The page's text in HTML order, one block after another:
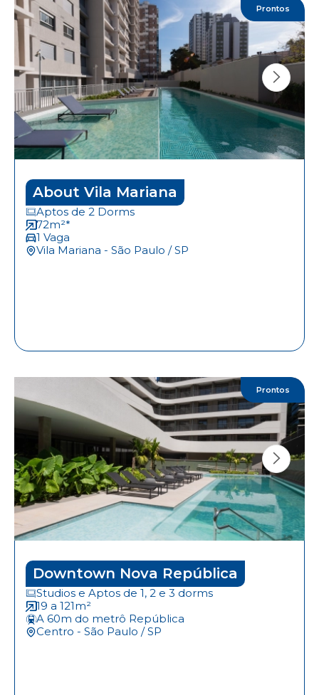
Prontos
About Vila Mariana
Aptos de 2 Dorms
72m²*
1 Vaga
Vila Mariana - São Paulo / SP
Prontos
Downtown Nova República
Studios e Aptos de 1, 2 e 3 dorms
19 a 121m²
A 60m do metrô República
Centro - São Paulo / SP